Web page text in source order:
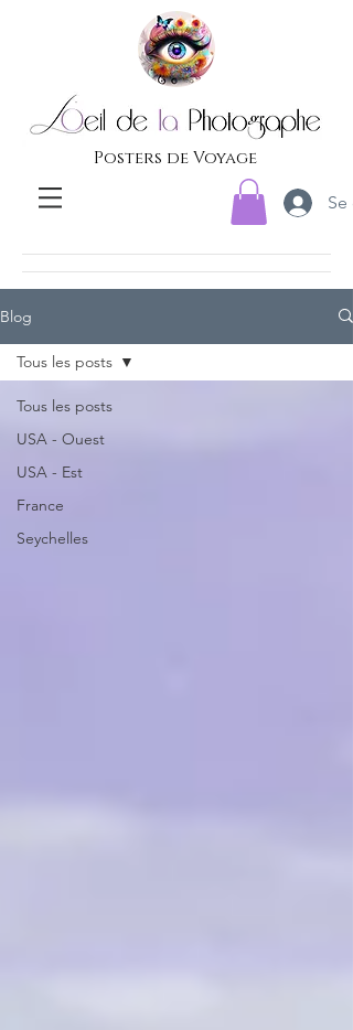
Posters de Voyage
Se
Blog
Tous les posts
USA - Ouest
USA - Est
France
Seychelles
Tous les posts